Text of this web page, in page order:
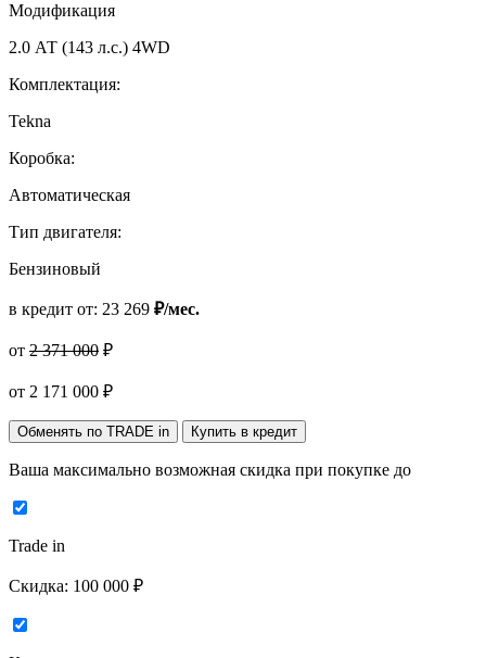
Модификация
2.0 АТ (143 л.с.) 4WD
Комплектация:
Tekna
Коробка:
Автоматическая
Тип двигателя:
Бензиновый
в кредит от: 23 269 ₽/мес.
от 2 371 000 ₽
от 2 171 000 ₽
Обменять по TRADE in Купить в кредит
Ваша максимально возможная скидка при покупке до
Trade in
Скидка: 100 000 ₽